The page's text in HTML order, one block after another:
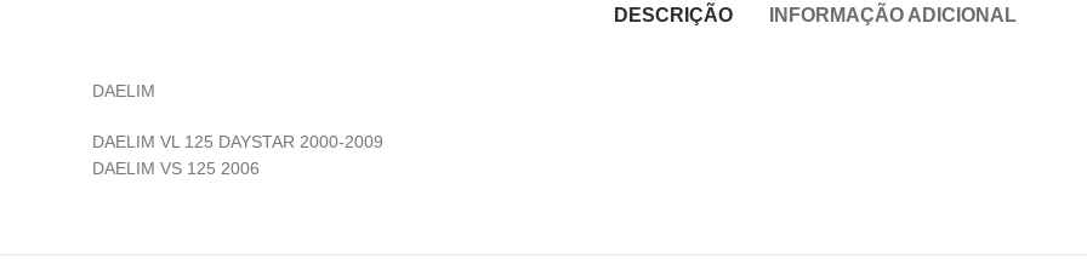
DESCRIÇÃO INFORMAÇÃO ADICIONAL
DAELIM
DAELIM VL 125 DAYSTAR 2000-2009
DAELIM VS 125 2006